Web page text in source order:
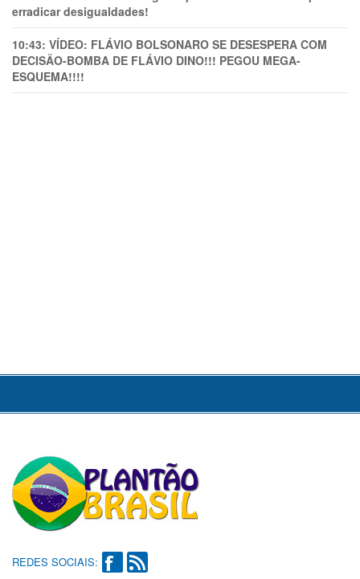
erradicar desigualdades!
10:43: VÍDEO: FLÁVIO BOLSONARO SE DESESPERA COM
DECISÃO-BOMBA DE FLÁVIO DINO!!! PEGOU MEGA-
ESQUEMA!!!!
REDES SOCIAIS: